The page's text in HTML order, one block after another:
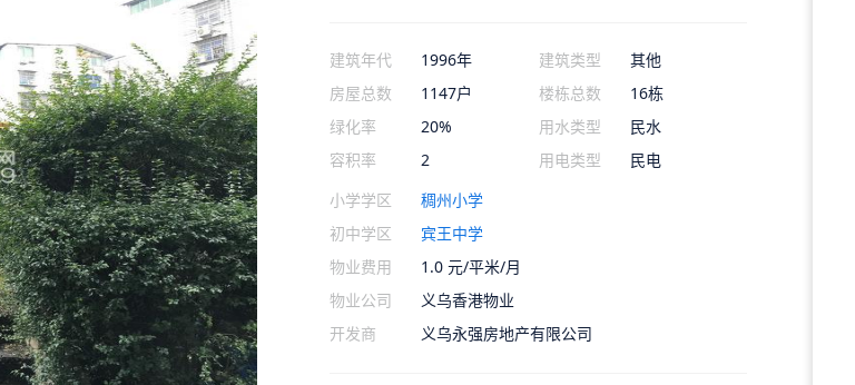
建筑年代
1996年
房屋总数
1147户
绿化率
20%
容积率
2
建筑类型
其他
楼栋总数
16栋
用水类型
民水
用电类型
民电
小学学区
稠州小学
初中学区
宾王中学
物业费用
1.0 元/平米/月
物业公司
义乌香港物业
开发商
义乌永强房地产有限公司